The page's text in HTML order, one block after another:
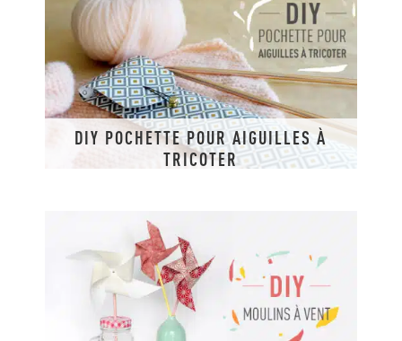
DIY POCHETTE POUR AIGUILLES À
TRICOTER